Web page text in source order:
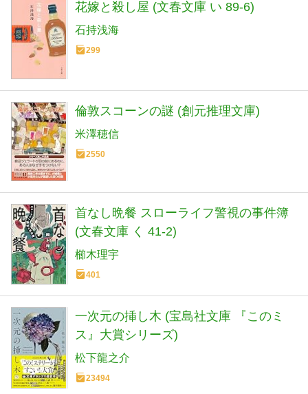
花嫁と殺し屋 (文春文庫 い 89-6)
石持浅海
299
倫敦スコーンの謎 (創元推理文庫)
米澤穂信
2550
首なし晩餐 スローライフ警視の事件簿
(文春文庫 く 41-2)
櫛木理宇
401
一次元の挿し木 (宝島社文庫 『このミ
ス』大賞シリーズ)
松下龍之介
23494